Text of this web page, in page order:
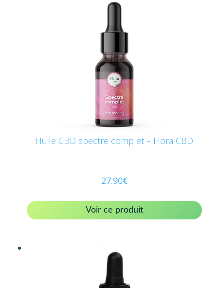
Huile CBD spectre complet – Flora CBD
27.90€
Voir ce produit